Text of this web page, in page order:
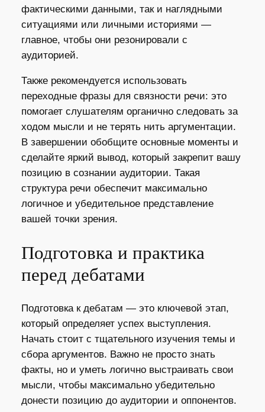
фактическими данными, так и наглядными
ситуациями или личными историями —
главное, чтобы они резонировали с
аудиторией.
Также рекомендуется использовать
переходные фразы для связности речи: это
помогает слушателям органично следовать за
ходом мысли и не терять нить аргументации.
В завершении обобщите основные моменты и
сделайте яркий вывод, который закрепит вашу
позицию в сознании аудитории. Такая
структура речи обеспечит максимально
логичное и убедительное представление
вашей точки зрения.
Подготовка и практика
перед дебатами
Подготовка к дебатам — это ключевой этап,
который определяет успех выступления.
Начать стоит с тщательного изучения темы и
сбора аргументов. Важно не просто знать
факты, но и уметь логично выстраивать свои
мысли, чтобы максимально убедительно
донести позицию до аудитории и оппонентов.